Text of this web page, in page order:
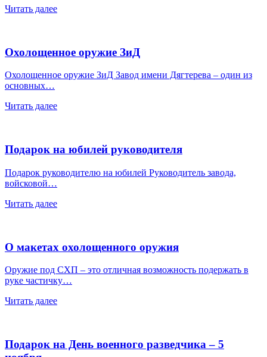
Читать далее
Охолощенное оружие ЗиД
Охолощенное оружие ЗиД Завод имени Дягтерева – один из
основных…
Читать далее
Подарок на юбилей руководителя
Подарок руководителю на юбилей Руководитель завода,
войсковой…
Читать далее
О макетах охолощенного оружия
Оружие под СХП – это отличная возможность подержать в
руке частичку…
Читать далее
Подарок на День военного разведчика – 5